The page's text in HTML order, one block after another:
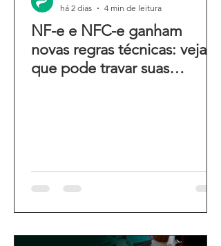
NF-e e NFC-e ganham
novas regras técnicas: veja o
que pode travar suas
há 2 dias
4 min de leitura